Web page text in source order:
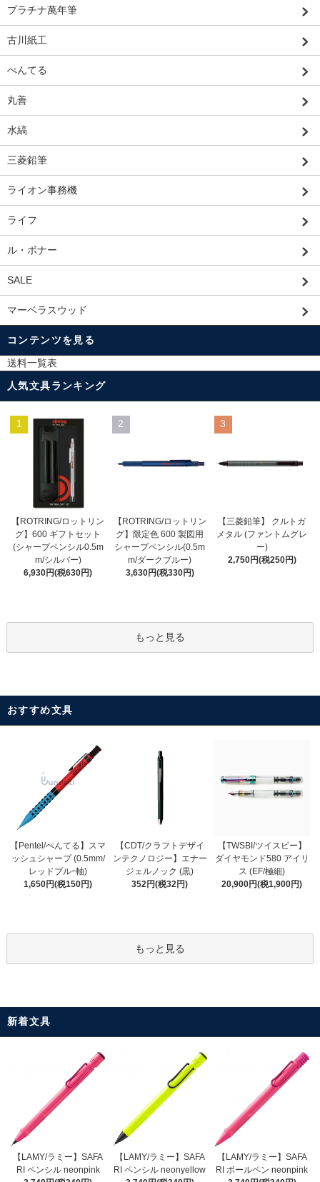
プラチナ萬年筆
古川紙工
ぺんてる
丸善
水縞
三菱鉛筆
ライオン事務機
ライフ
ル・ボナー
SALE
マーベラスウッド
コンテンツを見る
送料一覧表
人気文具ランキング
1
【ROTRING/ロットリン
グ】600 ギフトセット
(シャープペンシル0.5m
m/シルバー)
6,930円(税630円)
2
【ROTRING/ロットリン
グ】限定色 600 製図用
シャープペンシル(0.5m
m/ダークブルー)
3,630円(税330円)
3
【三菱鉛筆】 クルトガ
メタル (ファントムグレ
ー)
2,750円(税250円)
もっと見る
おすすめ文具
【Pentel/ぺんてる】スマ
ッシュシャープ (0.5mm/
レッドブルｰ軸)
1,650円(税150円)
【CDT/クラフトデザイ
ンテクノロジー】エナー
ジェルノック (黒)
352円(税32円)
【TWSBI/ツイスビー】
ダイヤモンド580 アイリ
ス (EF/極細)
20,900円(税1,900円)
もっと見る
新着文具
【LAMY/ラミー】SAFA
RI ペンシル neonpink
【LAMY/ラミー】SAFA
RI ペンシル neonyellow
【LAMY/ラミー】SAFA
RI ボールペン neonpink